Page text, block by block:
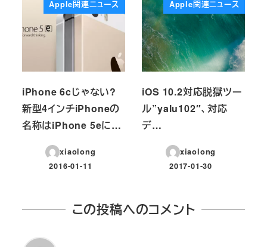
Apple関連ニュース
iPhone 6cじゃない?
新型4インチiPhoneの
名称はiPhone 5eに…
xiaolong
投稿日
2016-01-11
Apple関連ニュース
iOS 10.2対応脱獄ツー
ル”yalu102″、対応
デ…
xiaolong
投稿日
2017-01-30
この投稿へのコメント